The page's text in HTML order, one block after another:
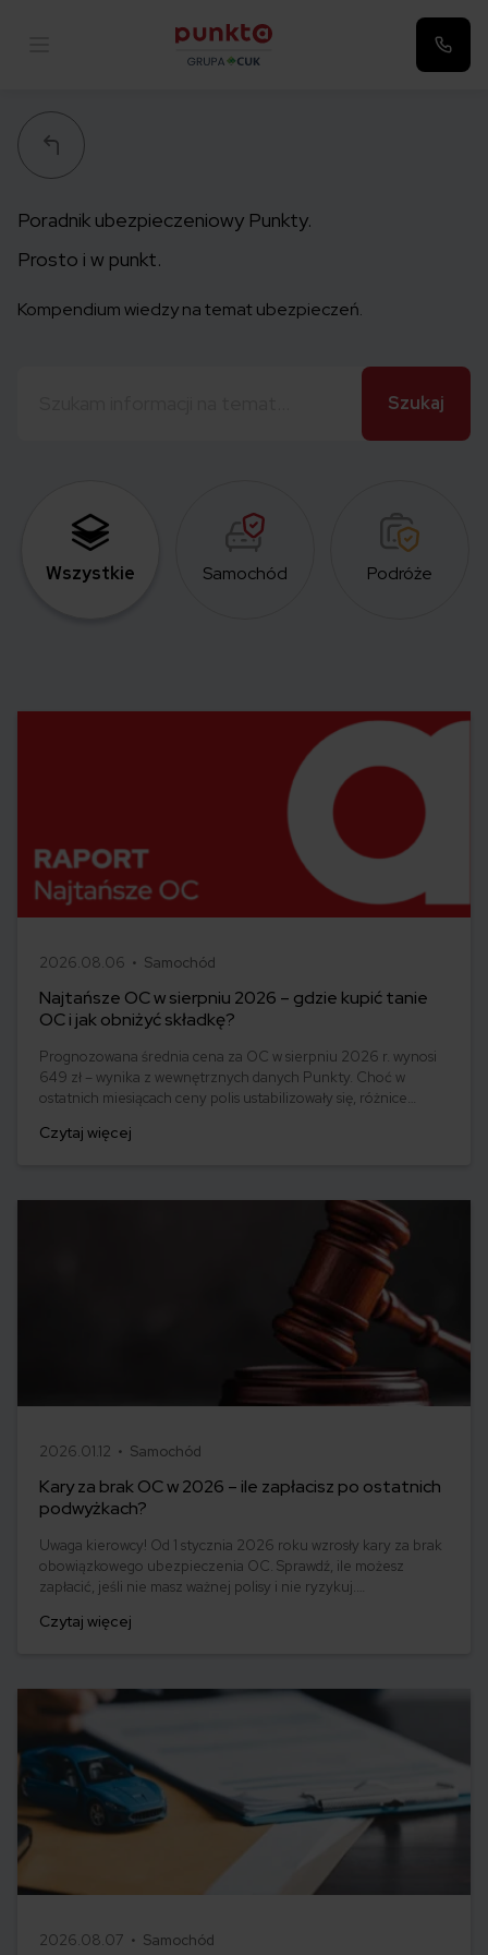
Poradnik ubezpieczeniowy Punkty.
Prosto i w punkt.
Kompendium wiedzy na temat ubezpieczeń.
Wszystkie Samochód Podróże
2026.08.06 • Samochód
Najtańsze OC w sierpniu 2026 – gdzie kupić tanie
OC i jak obniżyć składkę?
Prognozowana średnia cena za OC w sierpniu 2026 r. wynosi
649 zł – wynika z wewnętrznych danych Punkty. Choć w
ostatnich miesiącach ceny polis ustabilizowały się, różnice
zaledwie nieco ponad 500 zł, inni – powyżej 1500 zł. Gdzie
najnowszych danych z rynku.
Czytaj więcej
2026.01.12 • Samochód
Kary za brak OC w 2026 – ile zapłacisz po ostatnich
podwyżkach?
Uwaga kierowcy! Od 1 stycznia 2026 roku wzrosły kary za brak
obowiązkowego ubezpieczenia OC. Sprawdź, ile możesz
zapłacić, jeśli nie masz ważnej polisy i nie ryzykuj.
Ciebie i innych uczestników ruchu drogowego.
Czytaj więcej
2026.08.07 • Samochód